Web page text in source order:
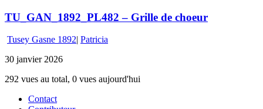
TU_GAN_1892_PL482 – Grille de choeur
Tusey Gasne 1892| Patricia
30 janvier 2026
292 vues au total, 0 vues aujourd'hui
Contact